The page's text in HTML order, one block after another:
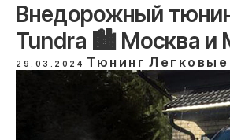
Внедорожный
Tundra 🏙️ Москва и
29.03.2024 Тюнинг Легковые